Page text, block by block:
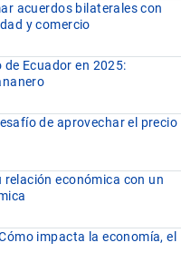
acuerdos bilaterales con
y comercio
Ecuador en 2025:
de aprovechar el precio
económica con un
impacta la economía, el